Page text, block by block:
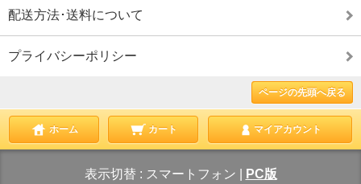
配送方法･送料について
プライバシーポリシー
ページの先頭へ戻る
ホーム カート マイアカウント
表示切替 : スマートフォン PC版